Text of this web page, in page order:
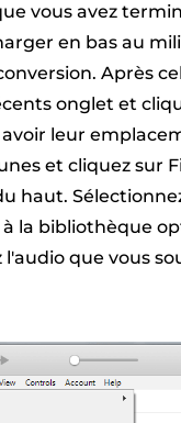
vous avez
en bas au
Après
onglet et
avoir leur
et cliquez sur
haut.
la bibliothèque
l'audio que vous